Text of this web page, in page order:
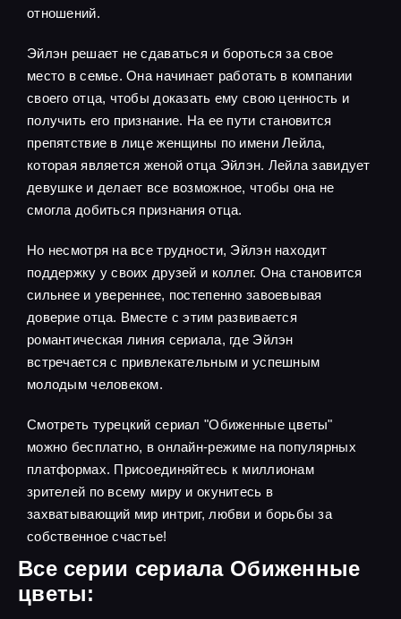
отношений.
Эйлэн решает не сдаваться и бороться за свое
место в семье. Она начинает работать в компании
своего отца, чтобы доказать ему свою ценность и
получить его признание. На ее пути становится
препятствие в лице женщины по имени Лейла,
которая является женой отца Эйлэн. Лейла завидует
девушке и делает все возможное, чтобы она не
смогла добиться признания отца.
Но несмотря на все трудности, Эйлэн находит
поддержку у своих друзей и коллег. Она становится
сильнее и увереннее, постепенно завоевывая
доверие отца. Вместе с этим развивается
романтическая линия сериала, где Эйлэн
встречается с привлекательным и успешным
молодым человеком.
Смотреть турецкий сериал "Обиженные цветы"
можно бесплатно, в онлайн-режиме на популярных
платформах. Присоединяйтесь к миллионам
зрителей по всему миру и окунитесь в
захватывающий мир интриг, любви и борьбы за
собственное счастье!
Все серии сериала Обиженные
цветы: